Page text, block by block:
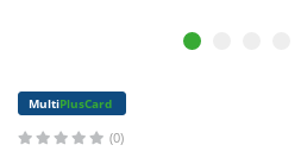
MultiPlusCard
(0)